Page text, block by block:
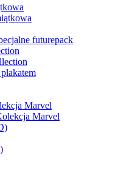
futurepack
Marvel
Marvel